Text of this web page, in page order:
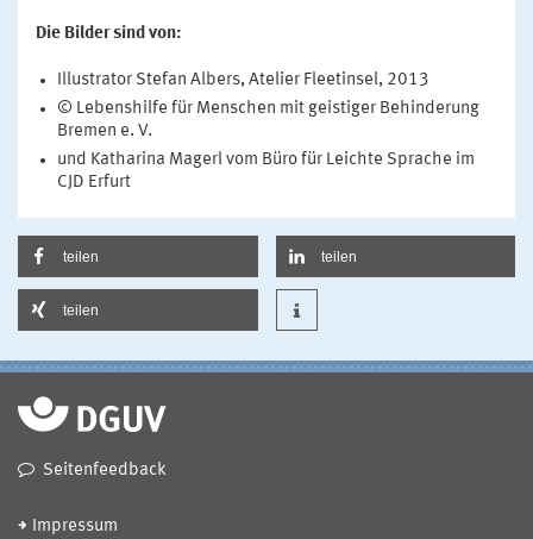
Die Bilder sind von:
Illustrator Stefan Albers, Atelier Fleetinsel, 2013
© Lebenshilfe für Menschen mit geistiger Behinderung
Bremen e. V.
und Katharina Magerl vom Büro für Leichte Sprache im
CJD Erfurt
teilen teilen
teilen
Seitenfeedback
Impressum